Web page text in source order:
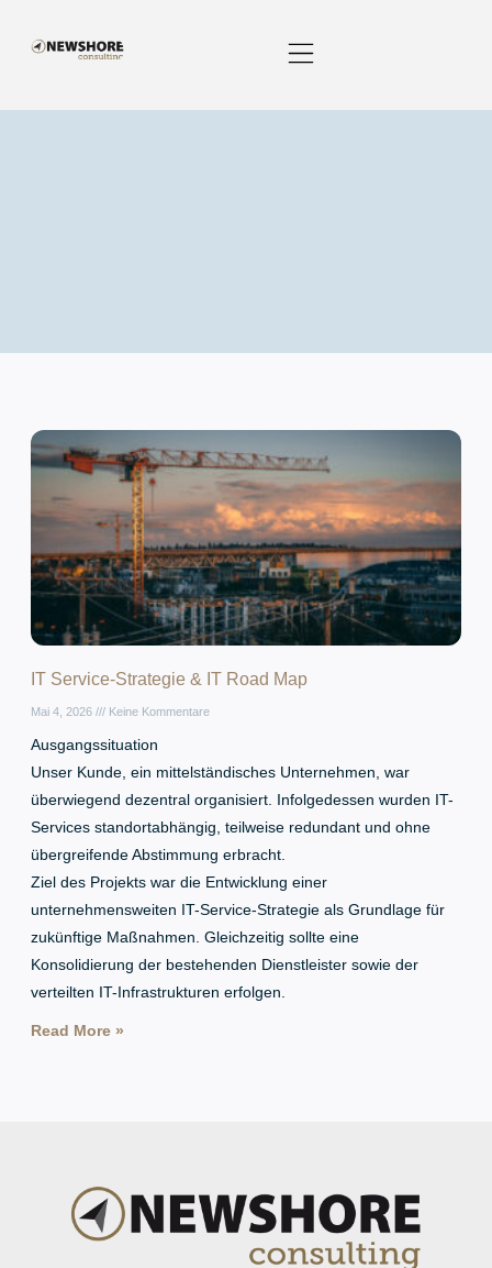
Kategorie: IT Service
IT Service-Strategie & IT Road Map
Mai 4, 2026 Keine Kommentare
Ausgangssituation
Unser Kunde, ein mittelständisches Unternehmen, war
überwiegend dezentral organisiert. Infolgedessen wurden IT-
Services standortabhängig, teilweise redundant und ohne
übergreifende Abstimmung erbracht.
Ziel des Projekts war die Entwicklung einer
unternehmensweiten IT-Service-Strategie als Grundlage für
zukünftige Maßnahmen. Gleichzeitig sollte eine
Konsolidierung der bestehenden Dienstleister sowie der
verteilten IT-Infrastrukturen erfolgen.
Read More »